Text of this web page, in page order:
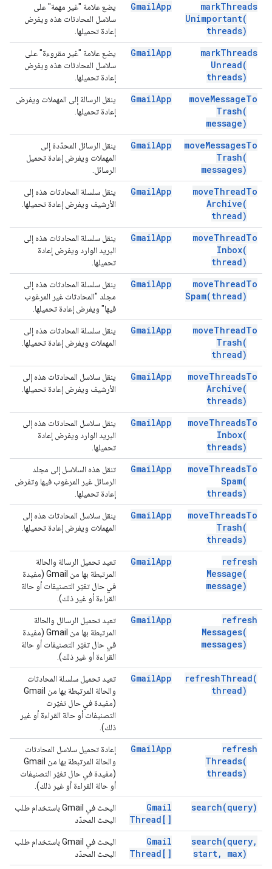
markThreads
Unimportant(
threads)
GmailApp
يضع علامة "غير مهمة" على
سلاسل المحادثات هذه ويفرض
إعادة تحميلها.
markThreads
Unread(
threads)
GmailApp
يضع علامة "غير مقروءة" على
سلاسل المحادثات هذه ويفرض
إعادة تحميلها.
moveMessageTo
Trash(
message)
GmailApp
ينقل الرسالة إلى المهملات ويفرض
إعادة تحميلها.
moveMessagesTo
Trash(
messages)
GmailApp
ينقل الرسائل المحدّدة إلى
المهملات ويفرض إعادة تحميل
الرسائل.
moveThreadTo
Archive(
thread)
GmailApp
ينقل سلسلة المحادثات هذه إلى
الأرشيف ويفرض إعادة تحميلها.
moveThreadTo
Inbox(
thread)
GmailApp
ينقل سلسلة المحادثات هذه إلى
البريد الوارد ويفرض إعادة
تحميلها.
moveThreadTo
Spam(thread)
GmailApp
ينقل سلسلة المحادثات هذه إلى
مجلد "المحادثات غير المرغوب
فيها" ويفرض إعادة تحميلها.
moveThreadTo
Trash(
thread)
GmailApp
ينقل سلسلة المحادثات هذه إلى
المهملات ويفرض إعادة تحميلها.
moveThreadsTo
Archive(
threads)
GmailApp
ينقل سلاسل المحادثات هذه إلى
الأرشيف ويفرض إعادة تحميلها.
moveThreadsTo
Inbox(
threads)
GmailApp
ينقل سلاسل المحادثات هذه إلى
البريد الوارد ويفرض إعادة
تحميلها.
moveThreadsTo
Spam(
threads)
GmailApp
تنقل هذه السلاسل إلى مجلد
الرسائل غير المرغوب فيها وتفرض
إعادة تحميلها.
moveThreadsTo
Trash(
threads)
GmailApp
ينقل سلاسل المحادثات هذه إلى
المهملات ويفرض إعادة تحميلها.
refresh
Message(
message)
GmailApp
تعيد تحميل الرسالة والحالة
المرتبطة بها من Gmail (مفيدة
في حال تغيّر التصنيفات أو حالة
القراءة أو غير ذلك).
refresh
Messages(
messages)
GmailApp
تعيد تحميل الرسائل والحالة
المرتبطة بها من Gmail (مفيدة
في حال تغيّر التصنيفات أو حالة
القراءة أو غير ذلك).
refreshThread(
thread)
GmailApp
تعيد تحميل سلسلة المحادثات
والحالة المرتبطة بها من Gmail
(مفيدة في حال تغيّرت
التصنيفات أو حالة القراءة أو غير
ذلك).
refresh
Threads(
threads)
GmailApp
إعادة تحميل سلاسل المحادثات
والحالة المرتبطة بها من Gmail
(مفيدة في حال تغيّر التصنيفات
أو حالة القراءة أو غير ذلك).
search(query)
Gmail
Thread[]
البحث في Gmail باستخدام طلب
البحث المحدّد
search(query,
start, max)
Gmail
Thread[]
البحث في Gmail باستخدام طلب
البحث المحدّد